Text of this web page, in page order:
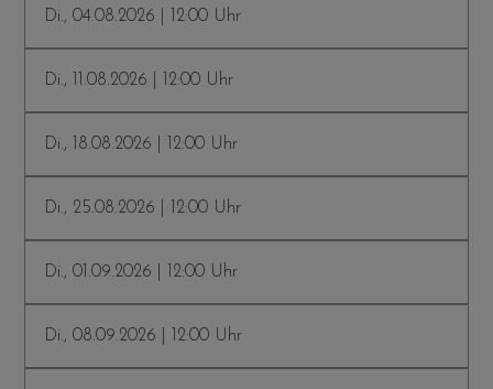
Di., 04.08.2026 | 12:00 Uhr
Di., 11.08.2026 | 12:00 Uhr
Di., 18.08.2026 | 12:00 Uhr
Di., 25.08.2026 | 12:00 Uhr
Di., 01.09.2026 | 12:00 Uhr
Di., 08.09.2026 | 12:00 Uhr